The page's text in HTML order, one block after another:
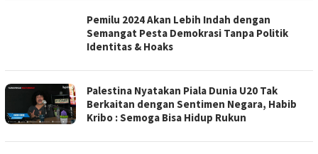
Pemilu 2024 Akan Lebih Indah dengan
Semangat Pesta Demokrasi Tanpa Politik
Identitas & Hoaks
Palestina Nyatakan Piala Dunia U20 Tak
Berkaitan dengan Sentimen Negara, Habib
Kribo : Semoga Bisa Hidup Rukun